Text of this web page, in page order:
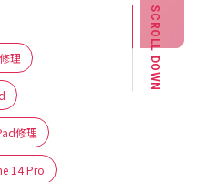
SCROLL DOWN
理
修理
14 Pro